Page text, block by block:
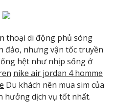
thoại di động phủ sóng
đảo, nhưng vận tốc truyền
hệt như nhịp sống ở
nike air jordan 4 homme
Du khách nên mua sim của
hưởng dịch vụ tốt nhất.